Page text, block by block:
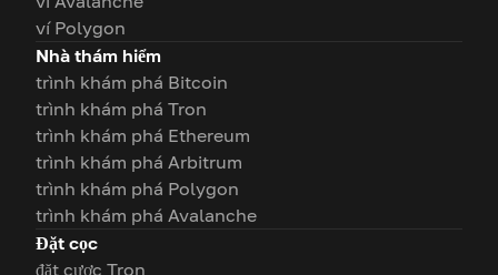
ví Polygon
Nhà thám hiểm
trình khám phá Bitcoin
trình khám phá Tron
trình khám phá Ethereum
trình khám phá Arbitrum
trình khám phá Polygon
trình khám phá Avalanche
Đặt cọc
đặt cược Tron